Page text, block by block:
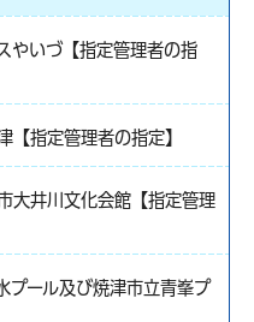
やいづ【指定管理者の指
【指定管理者の指定】
大井川文化会館【指定管理
プール及び焼津市立青峯プ